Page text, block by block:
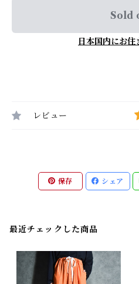
Sold
日本国内にお住
レビュー
保存 シェア
最近チェックした商品